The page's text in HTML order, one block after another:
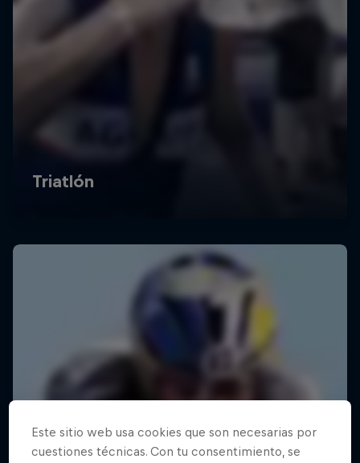
Este sitio web usa cookies que son necesarias por
cuestiones técnicas. Con tu consentimiento, se